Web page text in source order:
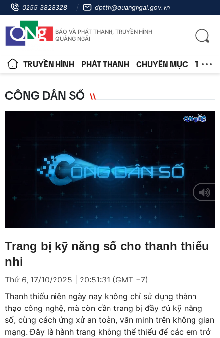
0255 3828328 dptth@quangngai.gov.vn
BÁO VÀ PHÁT THANH, TRUYỀN HÌNH
QUẢNG NGÃI
TRUYỀN HÌNH PHÁT THANH CHUYÊN MỤC TIN
CÔNG DÂN SỐ
Loaded :
10.16%
Trang bị kỹ năng số cho thanh thiếu
nhi
Thứ 6, 17/10/2025 | 20:51:31 (GMT +7)
Thanh thiếu niên ngày nay không chỉ sử dụng thành
thạo công nghệ, mà còn cần trang bị đầy đủ kỹ năng
số, cùng cách ứng xử an toàn, văn minh trên không gian
mạng. Đây là hành trang không thể thiếu để các em trở